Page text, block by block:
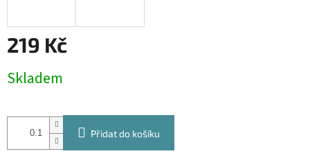
219 Kč
cena:
Skladem
Přidat do košíku